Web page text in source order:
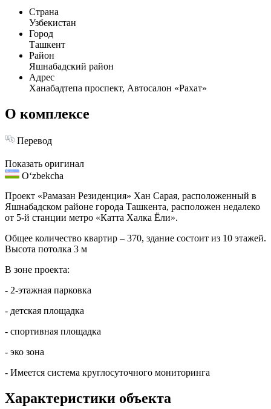
Страна
Узбекистан
Город
Ташкент
Район
Яшнабадский район
Адрес
Ханабадтепа проспект, Автосалон «Рахат»
О комплексе
Перевод
Показать оригинал
Oʻzbekcha
Проект «Рамазан Резиденция» Хан Сарая, расположенный в
Яшнабадском районе города Ташкента, расположен недалеко
от 5-й станции метро «Катта Халка Ёли».
Общее количество квартир – 370, здание состоит из 10 этажей.
Высота потолка 3 м
В зоне проекта:
- 2-этажная парковка
- детская площадка
- спортивная площадка
- эко зона
- Имеется система круглосуточного мониторинга
Характеристики объекта